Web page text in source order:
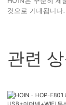
것으로 기대됩니다.
관련